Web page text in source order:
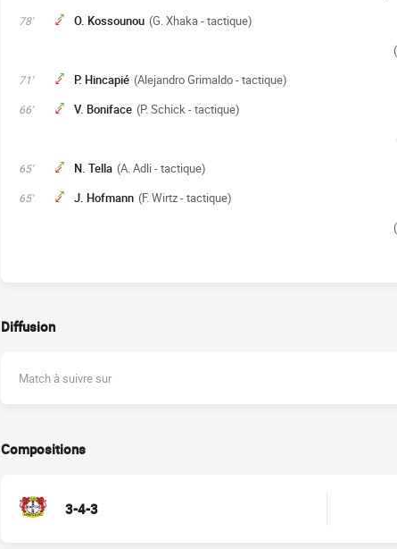
78' O. Kossounou (G. Xhaka - tactique)
71' P. Hincapié (Alejandro Grimaldo - tactique)
66' V. Boniface (P. Schick - tactique)
65' N. Tella (A. Adli - tactique)
65' J. Hofmann (F. Wirtz - tactique)
Diffusion
Match à suivre sur
Compositions
3-4-3